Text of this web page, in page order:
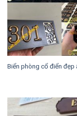
Biển phòng cổ điển đẹp